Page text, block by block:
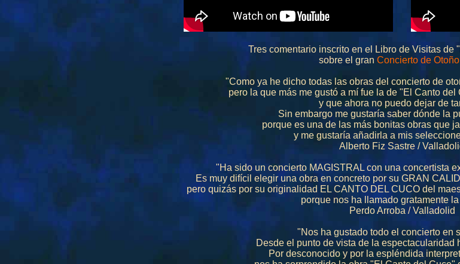
Tres comentario inscrito en el Libro de Visitas de
sobre el gran Concierto de
"Como ya he dicho todas las obras del concierto de
pero la que más me gustó a mí fue la de "El Canto
y que ahora no puedo dejar de
Sin embargo me gustaría saber dónde la
porque es una de las más bonitas obras que
y me gustaría añadirla a mis
Alberto Fiz Sastre /
"Ha sido un concierto MAGISTRAL con una concertista
Es muy difícil elegir una obra en concreto por su GRAN
pero quizás por su originalidad EL CANTO DEL CUCO del
porque nos ha llamado gratamente
Perdo Arroba / Valladolid
"Nos ha gustado todo el concierto en
Desde el punto de vista de la espectacularidad
Por desconocido y por la espléndida